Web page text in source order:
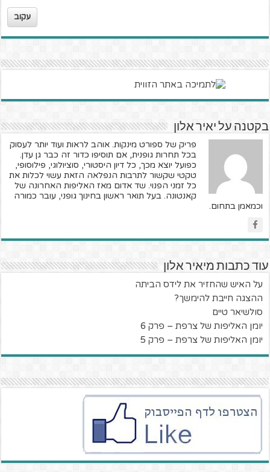
עקוב
בקטנה על יאיר אלון
פריק של ספורט מינקות. אוהב לראות ועוד יותר לעסוק
בכל תחרות גופנית, אם תוסיפו כדור זה כבר גן עדן.
כפועל יוצא מכך, כל דיון היסטורי, סוציולוגי, פילוסופי,
טקטי שקשור לתרבות הנפלאה הזאת עשוי לכלות את
כל זמני הפנוי. שד אדום מאז האליפות האחרונה של
קאנטונה. בעל תואר ראשון בחינוך גופני, עובר כמורה
וכמאמן בתחום.
עוד כתבות מיאיר אלון
על האיש שהחזיר את לידס הביתה
ההצגה חייבת להימשך?
סולשיאר טיים
יומן האליפות של צרפת – פרק 6
יומן האליפות של צרפת – פרק 5